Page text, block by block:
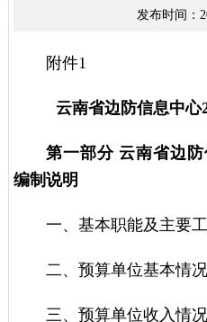
发布时间：
附件1
云南省边防信息中心
第一部分 云南省边
编制说明
一、基本职能及主要
二、预算单位基本情况
三、预算单位收入情况